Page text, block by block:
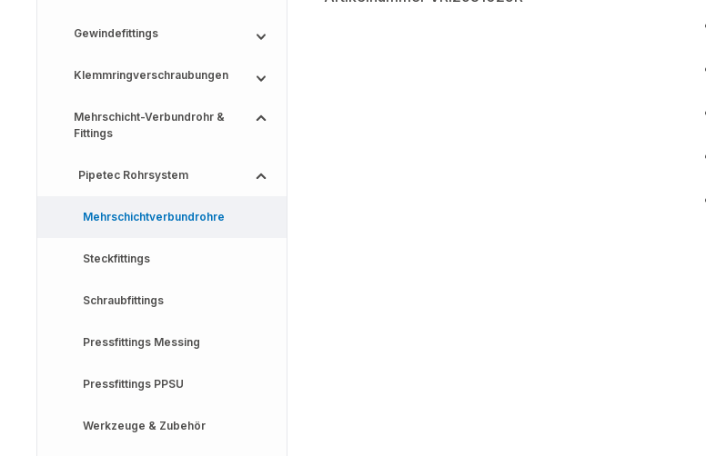
Gewindefittings
Klemmringverschraubungen
Mehrschicht-Verbundrohr &
Fittings
Pipetec Rohrsystem
Mehrschichtverbundrohre
Steckfittings
Schraubfittings
Pressfittings Messing
Pressfittings PPSU
Werkzeuge & Zubehör